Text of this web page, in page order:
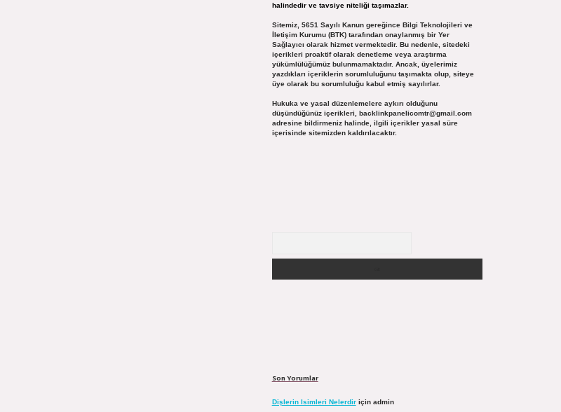
halindedir ve tavsiye niteliği taşımazlar.
Sitemiz, 5651 Sayılı Kanun gereğince Bilgi Teknolojileri ve
İletişim Kurumu (BTK) tarafından onaylanmış bir Yer
Sağlayıcı olarak hizmet vermektedir. Bu nedenle, sitedeki
içerikleri proaktif olarak denetleme veya araştırma
yükümlülüğümüz bulunmamaktadır. Ancak, üyelerimiz
yazdıkları içeriklerin sorumluluğunu taşımakta olup, siteye
üye olarak bu sorumluluğu kabul etmiş sayılırlar.
Hukuka ve yasal düzenlemelere aykırı olduğunu
düşündüğünüz içerikleri, backlinkpanelicomtr@gmail.com
adresine bildirmeniz halinde, ilgili içerikler yasal süre
içerisinde sitemizden kaldırılacaktır.
Son Yorumlar
Dişlerin Isimleri Nelerdiriçin admin